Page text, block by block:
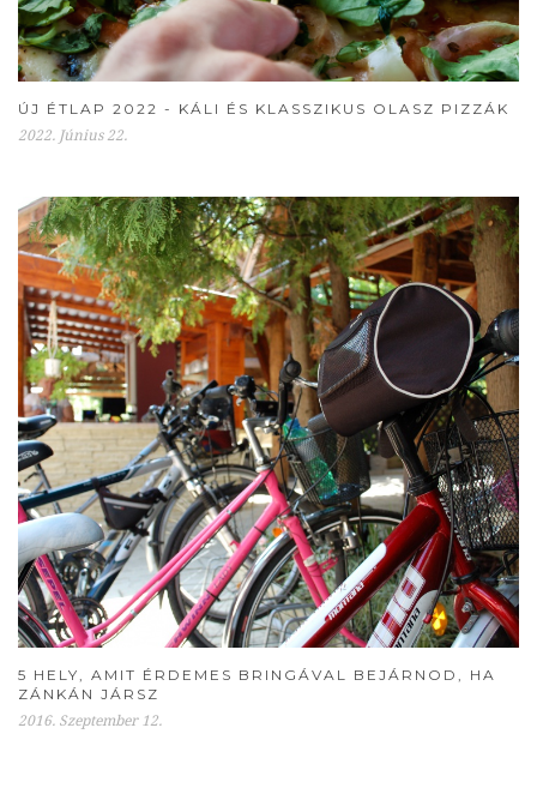
ÚJ ÉTLAP 2022 - KÁLI ÉS KLASSZIKUS OLASZ PIZZÁK
2022. Június 22.
5 HELY, AMIT ÉRDEMES BRINGÁVAL BEJÁRNOD, HA
ZÁNKÁN JÁRSZ
2016. Szeptember 12.